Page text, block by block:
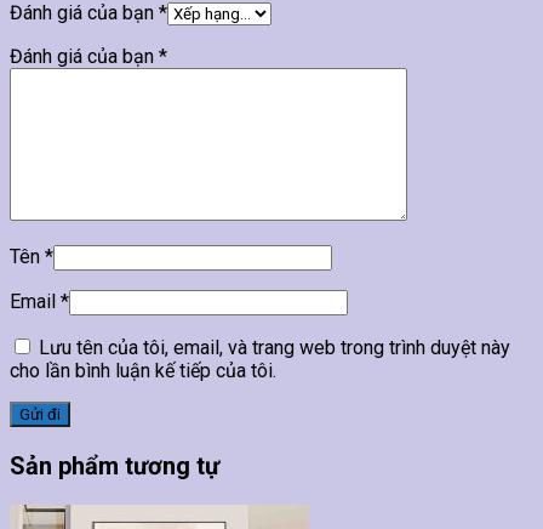
Đánh giá của bạn *
Đánh giá của bạn *
Tên *
Email *
Lưu tên của tôi, email, và trang web trong trình duyệt này
cho lần bình luận kế tiếp của tôi.
Sản phẩm tương tự